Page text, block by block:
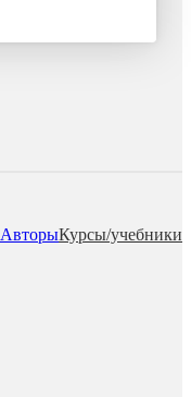
АвторыКурсы/учебники